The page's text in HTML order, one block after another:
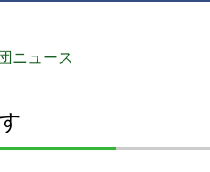
ニュース